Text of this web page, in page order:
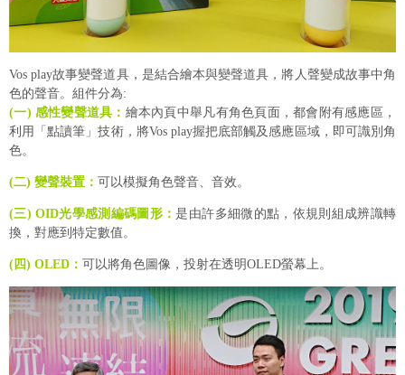
Vos play故事變聲道具，是結合繪本與變聲道具，將人聲變成故事中角
色的聲音。組件分為:
(一) 感性變聲道具： 繪本內頁中舉凡有角色頁面，都會附有感應區，
利用「點讀筆」技術，將Vos play握把底部觸及感應區域，即可識別角
色。
(二) 變聲裝置： 可以模擬角色聲音、音效。
(三) OID光學感測編碼圖形：是由許多細微的點，依規則組成辨識轉
換，對應到特定數值。
(四) OLED： 可以將角色圖像，投射在透明OLED螢幕上。